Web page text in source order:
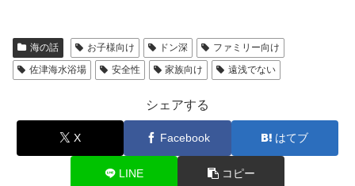
海の話 お子様向け ドン深
ファミリー向け
佐津海水浴場
安全性 家族向け 遠浅でない
シェアする
X Facebook はてブ
LINE コピー